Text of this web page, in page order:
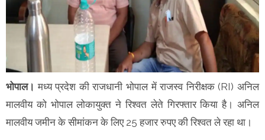
भोपाल। मध्य प्रदेश की राजधानी भोपाल में राजस्व निरीक्षक (RI) अनिल
मालवीय को भोपाल लोकायुक्त ने रिश्वत लेते गिरफ्तार किया है। अनिल
मालवीय जमीन के सीमांकन के लिए 25 हजार रुपए की रिश्वत ले रहा था।